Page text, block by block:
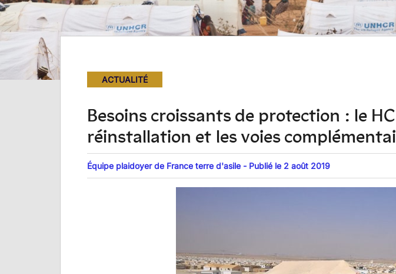
ACTUALITÉ
Besoins croissants de protection : le
réinstallation et les voies
Équipe plaidoyer de France terre d'asile - Publié le 2 août 2019